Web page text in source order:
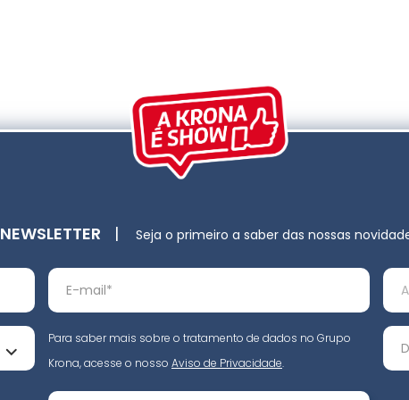
NEWSLETTER | Seja o primeiro a saber das nossas
Para saber mais sobre o tratamento de dados no Grupo
Krona, acesse o nosso Aviso de Privacidade.